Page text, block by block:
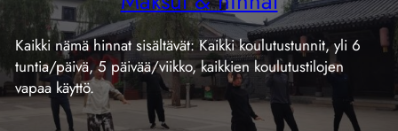
Kaikki nämä hinnat sisältävät: Kaikki koulutustunnit, yli 6
tuntia/päivä, 5 päivää/viikko, kaikkien koulutustilojen
vapaa käyttö.